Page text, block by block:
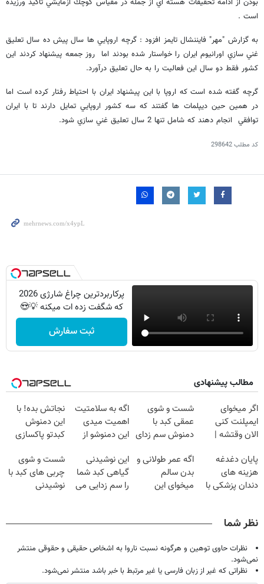
بودن از ادامه تحقيقات هسته اي از جمله در مقياس كوچك آزمايشي تاكيد ورزيده
است .
به گزارش "مهر" فايننشال تايمز افزود : گرچه اروپايي ها سال پيش ده سال تعليق
غني سازي اورانيوم ايران را خواستار شده بودند اما روز جمعه پيشنهاد كردند اين
كشور فقط دو سال اين فعاليت را به حال تعليق درآورد.
گرچه گفته شده است كه اروپا با اين پيشنهاد ايران با احتياط رفتار كرده است اما
در همين حين ديپلمات ها گفتند كه سه كشور اروپايي تمايل دارند تا با ايران
توافقي انجام دهند كه شامل تنها 2 سال تعليق غني سازي شود.
کد مطلب298642
پرکاربردترین چراغ شارژی 2026
که شگفت زده ات میکنه 💡😍
ثبت سفارش
مطالب پیشنهادی
اگر میخوای
ایمپلنت کنی
الان وقتشه |
میلیون تومان!!!
شست و شوی
عمقی کبد با
دمنوش سم زدای
اگه به سلامتیت
اهمیت میدی
این دمنوشو از
نجاتش بده! با
این دمنوش
کبدتو پاکسازی
مرجوعی
پایان دغدغه
هزینه های
دندان پزشکی با
اگه عمر طولانی و
بدن سالم
میخوای این
این نوشیدنی
گیاهی کبد شما
را سم زدایی می
شست و شوی
چربی های کبد با
نوشیدنی
نظر شما
نظرات حاوی توهین و هرگونه نسبت ناروا به اشخاص حقیقی و حقوقی منتشر
نمی‌شود.
نظراتی که غیر از زبان فارسی یا غیر مرتبط با خبر باشد منتشر نمی‌شود.